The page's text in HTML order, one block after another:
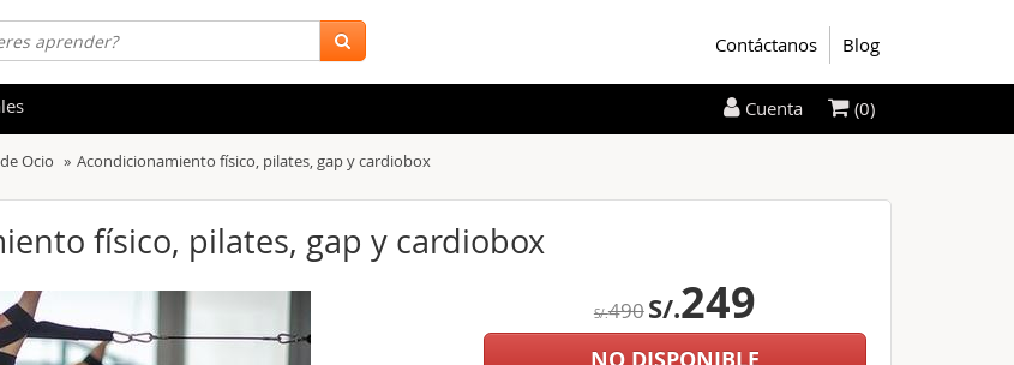
Empresas
Marketing y Comunicación
Acceso Laboral
Belleza y Moda
Contáctanos Blog
Ocio Acondicionamiento físico, pilates, gap y cardiobox
físico, pilates, gap y cardiobox
S/.490S/.249
Cuenta (0)